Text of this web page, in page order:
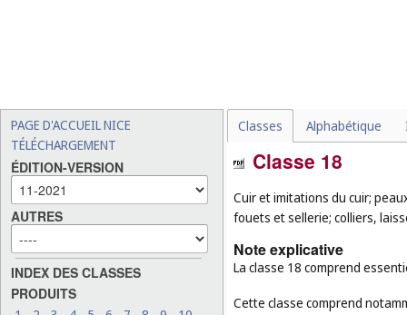
PAGE D'ACCUEIL NICE
TÉLÉCHARGEMENT
ÉDITION-VERSION
AUTRES
INDEX DES CLASSES
PRODUITS
Classes Alphabétique
Classe 18
Cuir et imitations du cuir;
fouets et sellerie; colliers,
Note explicative
La classe 18 comprend
Cette classe comprend